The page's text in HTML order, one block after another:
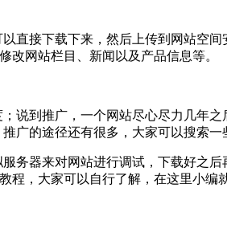
直接下载下来，然后上传到网站空
改网站栏目、新闻以及产品信息等。
说到推广，一个网站尽心尽力几年
广的途径还有很多，大家可以搜索一
务器来对网站进行调试，下载好之后
，大家可以自行了解，在这里小编